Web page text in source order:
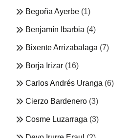
Begoña Ayerbe (1)
Benjamín Ibarbia (4)
Bixente Arrizabalaga (7)
Borja Irizar (16)
Carlos Andrés Uranga (6)
Cierzo Bardenero (3)
Cosme Luzarraga (3)